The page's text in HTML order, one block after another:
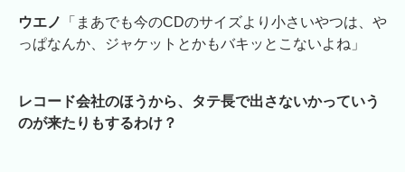
ウエノ
「まあでも今のCDのサイズより小さいやつは、や
っぱなんか、ジャケットとかもバキッとこないよね」
レコード会社のほうから、タテ長で出さないかっていう
のが来たりもするわけ？